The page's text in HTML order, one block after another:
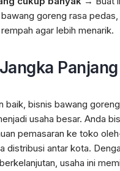
goreng rasa pedas,
agar lebih menarik.
Panjang
baik, bisnis bawang
usaha besar. Anda
pemasaran ke toko
distribusi antar kota.
usaha ini